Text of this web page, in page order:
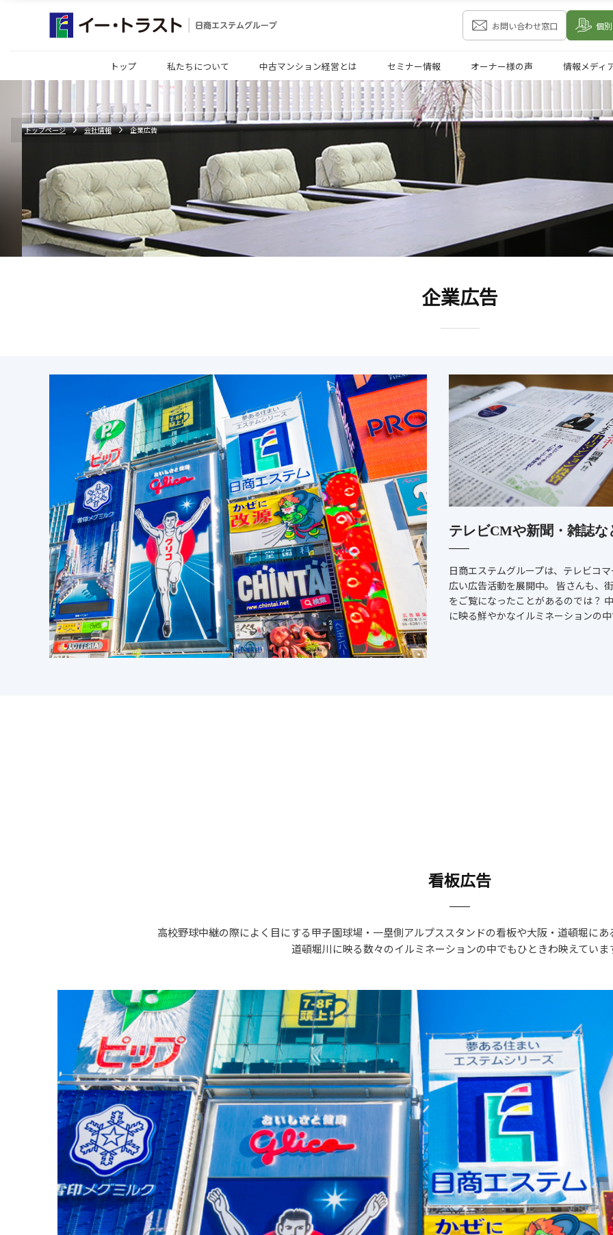
お問い合わせ窓口 個
トップ 私たちについて 中古マンション経営とは セミナー情報 オーナー様の声 情報メディ
トップページ 会社情報 企業広告
企業広告
テレビCMや新聞・雑誌
日商エステムグループは、テレビコ
広い広告活動を展開中。 皆さんも、
をご覧になったことがあるのでは？
に映る鮮やかなイルミネーションの
看板広告
高校野球中継の際によく目にする甲子園球場・一塁側アルプススタンドの看板や大阪・道頓堀にあ
道頓堀川に映る数々のイルミネーションの中でもひときわ映えていま